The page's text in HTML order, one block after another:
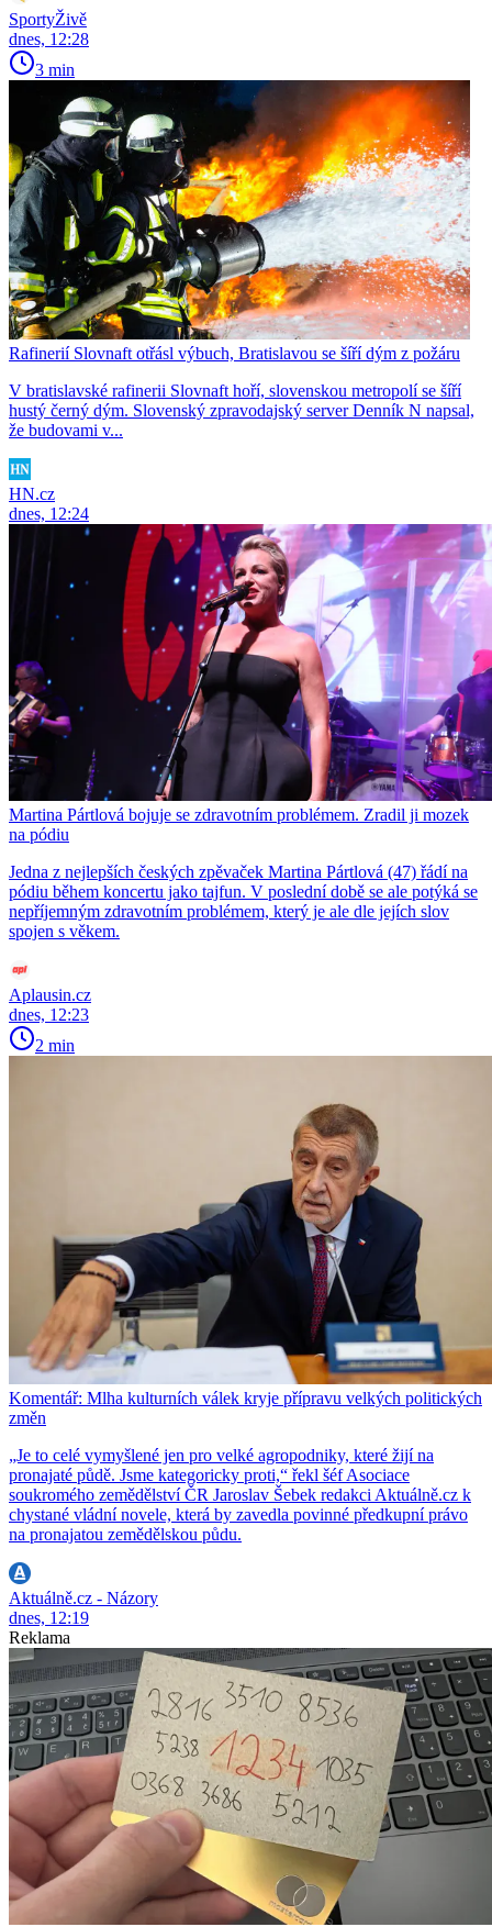
SportyŽivě
dnes, 12:28
3 min
Rafinerií Slovnaft otřásl výbuch, Bratislavou se šíří dým z požáru
V bratislavské rafinerii Slovnaft hoří, slovenskou metropolí se šíří
hustý černý dým. Slovenský zpravodajský server Denník N napsal,
že budovami v...
HN.cz
dnes, 12:24
Martina Pártlová bojuje se zdravotním problémem. Zradil ji mozek
na pódiu
Jedna z nejlepších českých zpěvaček Martina Pártlová (47) řádí na
pódiu během koncertu jako tajfun. V poslední době se ale potýká se
nepříjemným zdravotním problémem, který je ale dle jejích slov
spojen s věkem.
Aplausin.cz
dnes, 12:23
2 min
Komentář: Mlha kulturních válek kryje přípravu velkých politických
změn
„Je to celé vymyšlené jen pro velké agropodniky, které žijí na
pronajaté půdě. Jsme kategoricky proti,“ řekl šéf Asociace
soukromého zemědělství ČR Jaroslav Šebek redakci Aktuálně.cz k
chystané vládní novele, která by zavedla povinné předkupní právo
na pronajatou zemědělskou půdu.
Aktuálně.cz - Názory
dnes, 12:19
Reklama